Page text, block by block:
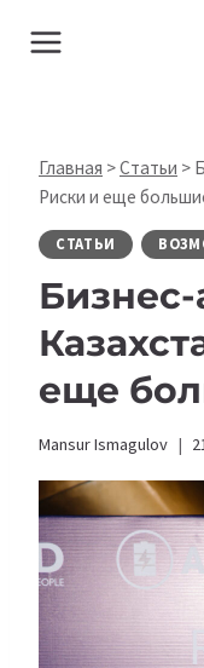
Главная >Статьи >
Риски и еще
СТАТЬИ
Бизнес-
еще
Mansur Ismagulov